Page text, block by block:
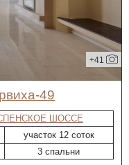
+41
49
ШОССЕ
участок 12 соток
3 спальни